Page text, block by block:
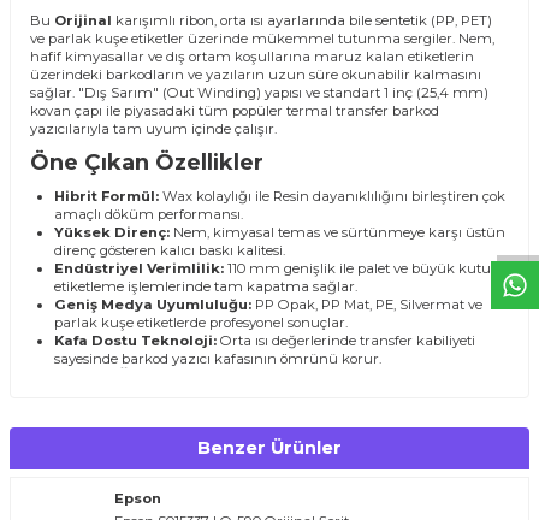
TOER.OM.TRililtimgiğiiçteşkküerSiznyrdmcolabliri
Bu Orijinal karışımlı ribon, orta ısı ayarlarında bile sentetik (PP, PET)
ve parlak kuşe etiketler üzerinde mükemmel tutunma sergiler. Nem,
hafif kimyasallar ve dış ortam koşullarına maruz kalan etiketlerin
üzerindeki barkodların ve yazıların uzun süre okunabilir kalmasını
sağlar. "Dış Sarım" (Out Winding) yapısı ve standart 1 inç (25,4 mm)
kovan çapı ile piyasadaki tüm popüler termal transfer barkod
yazıcılarıyla tam uyum içinde çalışır.
Öne Çıkan Özellikler
Hibrit Formül: Wax kolaylığı ile Resin dayanıklılığını birleştiren çok
amaçlı döküm performansı.
Yüksek Direnç: Nem, kimyasal temas ve sürtünmeye karşı üstün
direnç gösteren kalıcı baskı kalitesi.
Endüstriyel Verimlilik: 110 mm genişlik ile palet ve büyük kutu
etiketleme işlemlerinde tam kapatma sağlar.
Geniş Medya Uyumluluğu: PP Opak, PP Mat, PE, Silvermat ve
parlak kuşe etiketlerde profesyonel sonuçlar.
Kafa Dostu Teknoloji: Orta ısı değerlerinde transfer kabiliyeti
sayesinde barkod yazıcı kafasının ömrünü korur.
Wax Resin Ribon (Hibrit Karışım)
Benzer Ürünler
Epson